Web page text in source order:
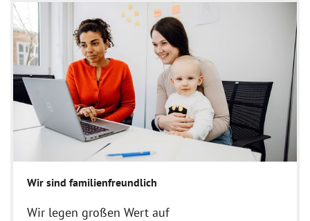
Wir sind familienfreundlich
Wir legen großen Wert auf